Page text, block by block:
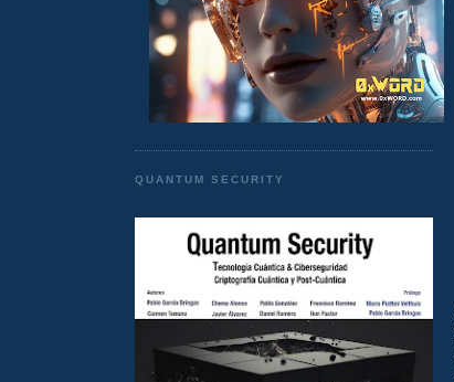
QUANTUM SECURITY